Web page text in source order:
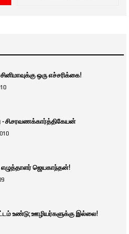
ஒரு எச்சரிக்கை!
- சி.சரவணக்கார்த்திகேயன்
ஜெயகாந்தன்!
உண்டு; ஊழியர்களுக்கு இல்லை!